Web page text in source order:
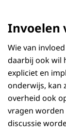
Invoelen
Wie van
daarbij ook wil
expliciet en
onderwijs, kan
overheid ook
vragen
discussie